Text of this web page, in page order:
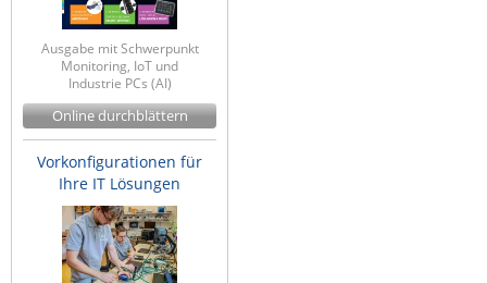
IEC Lock
Ihse
Kerlink
Kramer Electronics
KVM TEC
Legrand
LigoWave
Milesight
Ausgabe mit Schwerpunkt
Monitoring, IoT und
Industrie PCs (AI)
Online durchblättern
Vorkonfigurationen für
Ihre IT Lösungen